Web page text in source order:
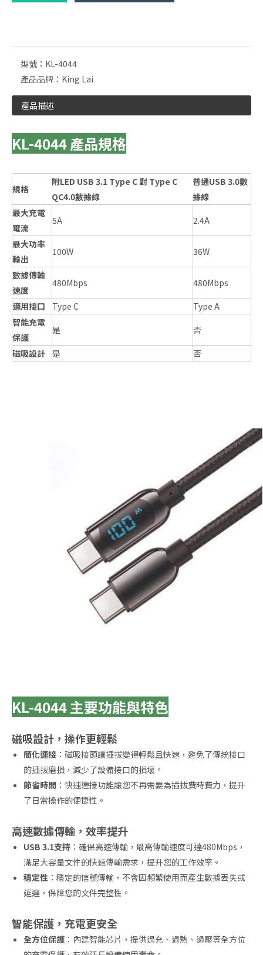
型號： KL-4044
產品品牌： King Lai
產品描述
KL-4044 產品規格
規格
附LED USB 3.1 Type C 對 Type C
QC4.0數據線
普通USB 3.0數
據線
最大充電
電流
5A
2.4A
最大功率
輸出
100W
36W
數據傳輸
速度
480Mbps
480Mbps
適用接口
Type C
Type A
智能充電
保護
是
否
磁吸設計 是 否
KL-4044 主要功能與特色
磁吸設計，操作更輕鬆
簡化連接 ：磁吸接頭讓插拔變得輕鬆且快速，避免了傳統接口
的插拔磨損，減少了設備接口的損壞。
節省時間 ：快速連接功能讓您不再需要為插拔費時費力，提升
了日常操作的便捷性。
高速數據傳輸，效率提升
USB 3.1支持 ：確保高速傳輸，最高傳輸速度可達480Mbps，
滿足大容量文件的快速傳輸需求，提升您的工作效率。
穩定性 ：穩定的信號傳輸，不會因頻繁使用而產生數據丟失或
延遲，保障您的文件完整性。
智能保護，充電更安全
全方位保護 ：內建智能芯片，提供過充、過熱、過壓等全方位